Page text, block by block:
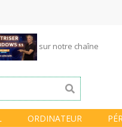
sur notre chaîne
ORDINATEUR